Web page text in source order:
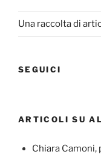
Una raccolta di
SEGUICI
ARTICOLI SU
Chiara Camoni,